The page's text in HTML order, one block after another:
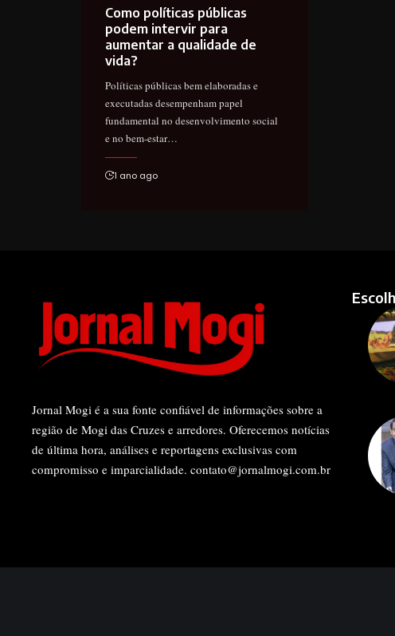
Como políticas públicas
podem intervir para
aumentar a qualidade de
vida?
Políticas públicas bem elaboradas e
executadas desempenham papel
fundamental no desenvolvimento social
e no bem-estar…
1 ano ago
Jornal Mogi é a sua fonte confiável de informações sobre a
região de Mogi das Cruzes e arredores. Oferecemos notícias
de última hora, análises e reportagens exclusivas com
compromisso e imparcialidade. contato@jornalmogi.com.br